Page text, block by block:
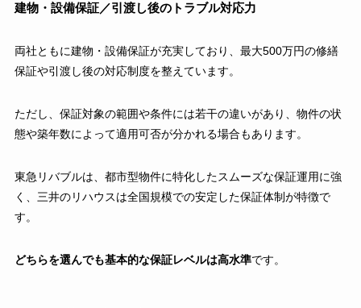
建物・設備保証／引渡し後のトラブル対応力
両社ともに建物・設備保証が充実しており、最大500万円の修繕
保証や引渡し後の対応制度を整えています。
ただし、保証対象の範囲や条件には若干の違いがあり、物件の状
態や築年数によって適用可否が分かれる場合もあります。
東急リバブルは、都市型物件に特化したスムーズな保証運用に強
く、三井のリハウスは全国規模での安定した保証体制が特徴で
す。
どちらを選んでも基本的な保証レベルは高水準です。